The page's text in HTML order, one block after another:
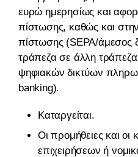
ευρώ ημερησίως και
πίστωσης, καθώς και
πίστωσης (SEPA/άμεσος
τράπεζα σε άλλη
ψηφιακών δικτύων
banking).
Καταργείται.
Οι προμήθειες και οι
επιχειρήσεων ή